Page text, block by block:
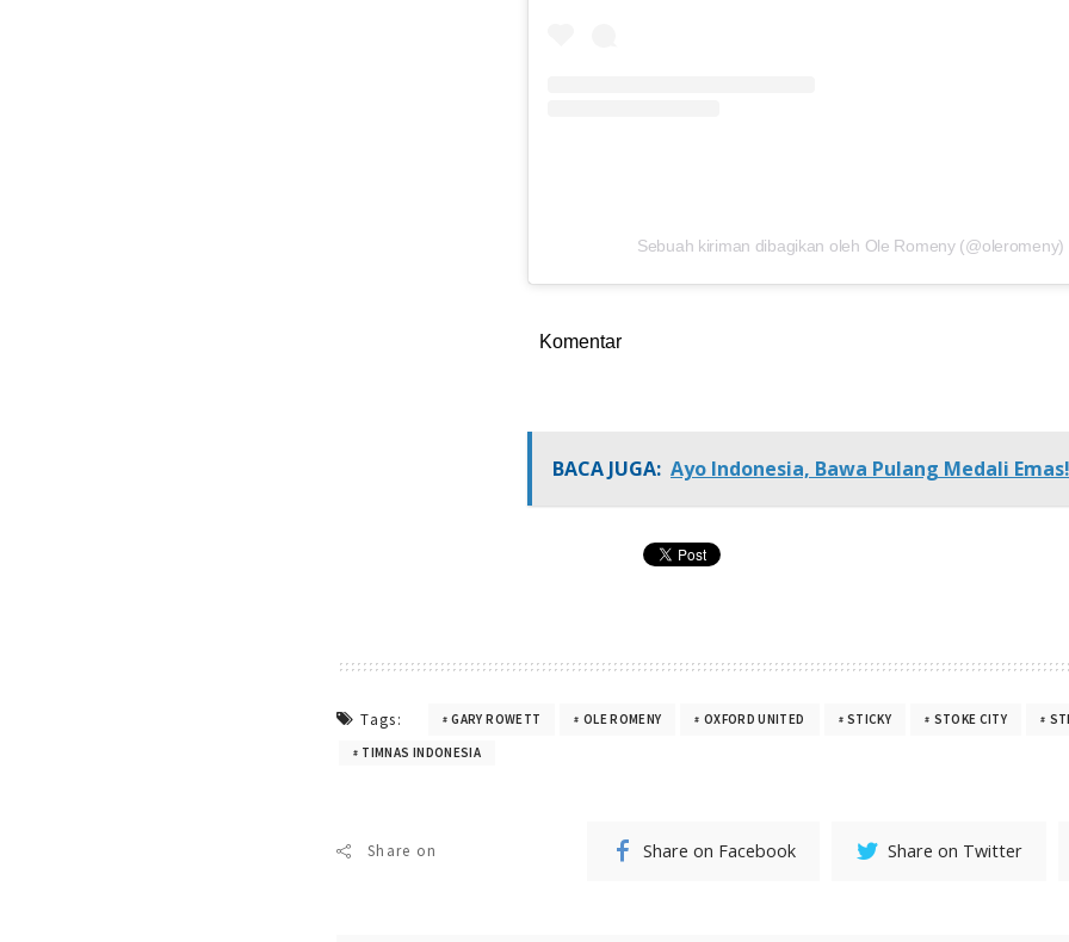
Sebuah kiriman dibagikan oleh Ole Romeny️️ (@oleromeny)
Komentar
BACA JUGA: Ayo Indonesia, Bawa Pulang Medali Emas!
Tags: GARY ROWETT OLE ROMENY OXFORD UNITED STICKY STOKE CITY
TIMNAS INDONESIA
Share on Share on Facebook Share on Twitter